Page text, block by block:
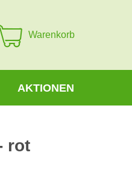
Warenkorb
AKTIONEN
rot